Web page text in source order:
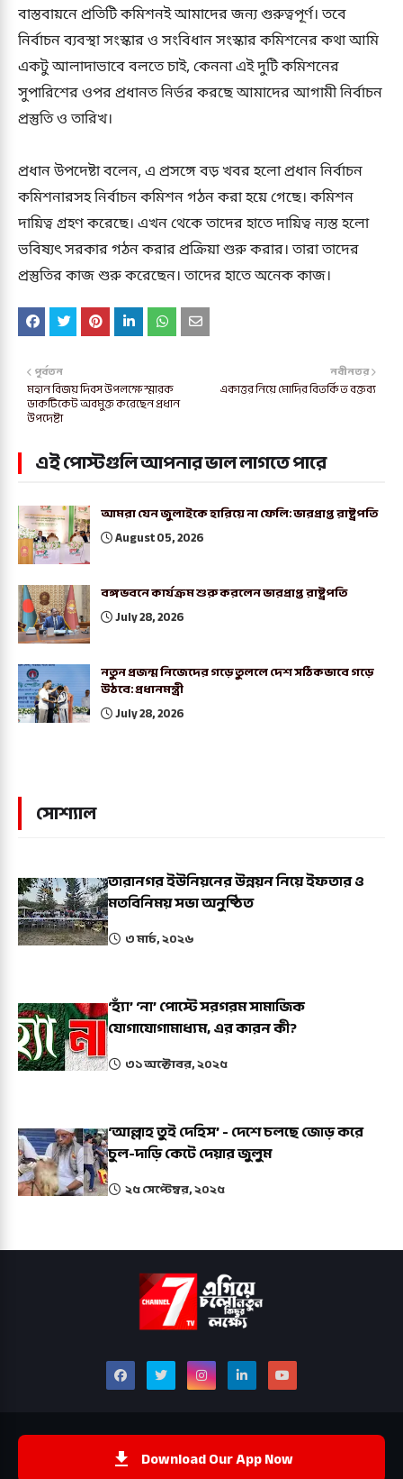
বাস্তবায়নে প্রতিটি কমিশনই আমাদের জন্য গুরুত্বপূর্ণ। তবে
নির্বাচন ব্যবস্থা সংস্কার ও সংবিধান সংস্কার কমিশনের কথা আমি
একটু আলাদাভাবে বলতে চাই, কেননা এই দুটি কমিশনের
সুপারিশের ওপর প্রধানত নির্ভর করছে আমাদের আগামী নির্বাচন
প্রস্তুতি ও তারিখ।
প্রধান উপদেষ্টা বলেন, এ প্রসঙ্গে বড় খবর হলো প্রধান নির্বাচন
কমিশনারসহ নির্বাচন কমিশন গঠন করা হয়ে গেছে। কমিশন
দায়িত্ব গ্রহণ করেছে। এখন থেকে তাদের হাতে দায়িত্ব ন্যস্ত হলো
ভবিষ্যৎ সরকার গঠন করার প্রক্রিয়া শুরু করার। তারা তাদের
প্রস্তুতির কাজ শুরু করেছেন। তাদের হাতে অনেক কাজ।
নবীনতর
একাত্তর নিয়ে মোদির বিতর্কিত বক্তব্য
পূর্বতন
মহান বিজয় দিবস উপলক্ষে স্মারক
ডাকটিকেট অবমুক্ত করেছেন প্রধান
উপদেষ্টা
এই পোস্টগুলি আপনার ভাল লাগতে পারে
আমরা যেন জুলাইকে হারিয়ে না ফেলি: ভারপ্রাপ্ত রাষ্ট্রপতি
August 05, 2026
বঙ্গভবনে কার্যক্রম শুরু করলেন ভারপ্রাপ্ত রাষ্ট্রপতি
July 28, 2026
নতুন প্রজন্ম নিজেদের গড়ে তুললে দেশ সঠিকভাবে গড়ে
উঠবে: প্রধানমন্ত্রী
July 28, 2026
সোশ্যাল
তারানগর ইউনিয়নের উন্নয়ন নিয়ে ইফতার ও
মতবিনিময় সভা অনুষ্ঠিত
৩ মার্চ, ২০২৬
‘হ্যাঁ’ ‘না’ পোস্টে সরগরম সামাজিক
যোগাযোগামাধ্যম, এর কারন কী?
৩১ অক্টোবর, ২০২৫
‘আল্লাহ তুই দেহিস’ - দেশে চলছে জোড় করে
চুল-দাড়ি কেটে দেয়ার জুলুম
২৫ সেপ্টেম্বর, ২০২৫
Download Our App Now